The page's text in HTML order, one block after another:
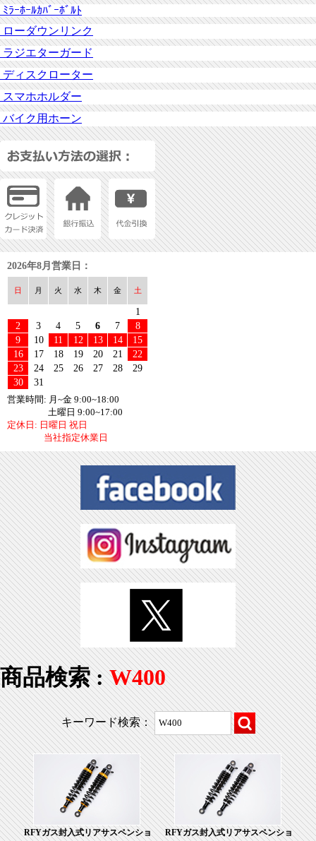
ﾐﾗｰﾎｰﾙｶﾊﾞｰﾎﾞﾙﾄ
ローダウンリンク
ラジエターガード
ディスクローター
スマホホルダー
バイク用ホーン
2026年8月営業日：
日 月 火 水 木 金 土
1
2
3 4 5 6 7
8
9
10 11 12 13 14
15
16
17 18 19 20 21
22
23
24 25 26 27 28
29
30
31
営業時間: 月~金 9:00~18:00
土曜日 9:00~17:00
定休日: 日曜日 祝日
当社指定休業日
商品検索 :W400
キーワード検索：
RFYガス封入式リアサスペンショ
RFYガス封入式リアサスペンショ